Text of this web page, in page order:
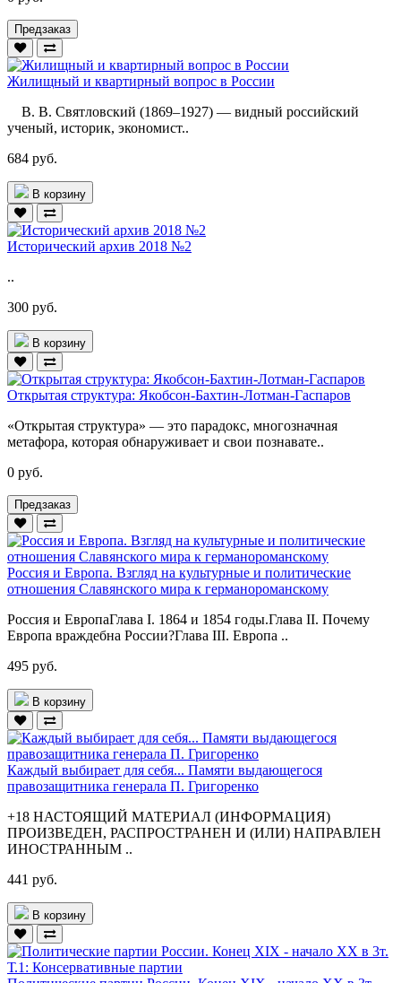
Предзаказ
Жилищный и квартирный вопрос в России
В. В. Святловский (1869–1927) — видный российский
ученый, историк, экономист..
684 руб.
В корзину
Исторический архив 2018 №2
..
300 руб.
В корзину
Открытая структура: Якобсон-Бахтин-Лотман-Гаспаров
«Открытая структура» — это парадокс, многозначная
метафора, которая обнаруживает и свои познавате..
0 руб.
Предзаказ
Россия и Европа. Взгляд на культурные и политические
отношения Славянского мира к германороманскому
Россия и ЕвропаГлава I. 1864 и 1854 годы.Глава II. Почему
Европа враждебна России?Глава III. Европа ..
495 руб.
В корзину
Каждый выбирает для себя... Памяти выдающегося
правозащитника генерала П. Григоренко
+18 НАСТОЯЩИЙ МАТЕРИАЛ (ИНФОРМАЦИЯ)
ПРОИЗВЕДЕН, РАСПРОСТРАНЕН И (ИЛИ) НАПРАВЛЕН
ИНОСТРАННЫМ ..
441 руб.
В корзину